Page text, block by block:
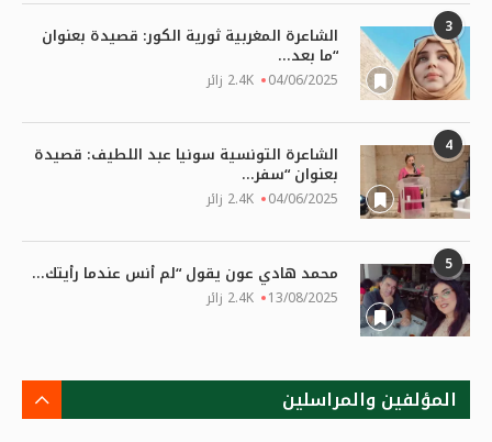
3 الشاعرة المغربية ثورية الكور: قصيدة بعنوان
“ما بعد...
04/06/2025 2.4K زائر
4 الشاعرة التونسية سونيا عبد اللطيف: قصيدة
بعنوان “سفر...
04/06/2025 2.4K زائر
5 محمد هادي عون يقول “لم أنس عندما رأيتك...
13/08/2025 2.4K زائر
المؤلفين والمراسلين